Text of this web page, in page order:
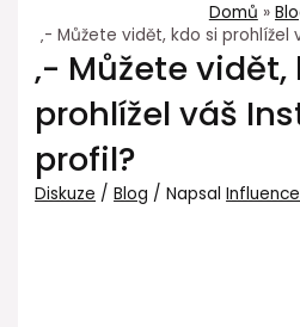
Domů
‚- Můžete vidět, kdo si
‚- Můžete vidět,
prohlížel váš
profil?
Diskuze /Blog / Napsal